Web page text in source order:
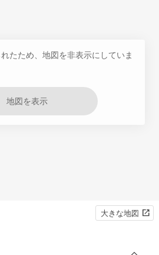
たため、地図を非表示にしていま
地図を表示
大きな地図